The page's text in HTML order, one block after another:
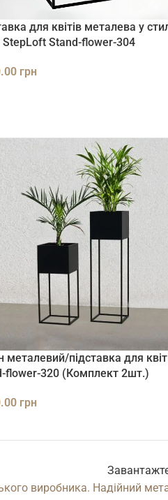
для квітів металева у
Stand-flower-304
грн
металевий/підставка для
flower-320 (Комплект 2шт.)
грн
виробника. Надійний